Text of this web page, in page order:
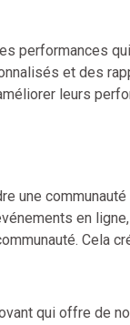
performances
et des
leurs
une
en
Cela
qui offre de